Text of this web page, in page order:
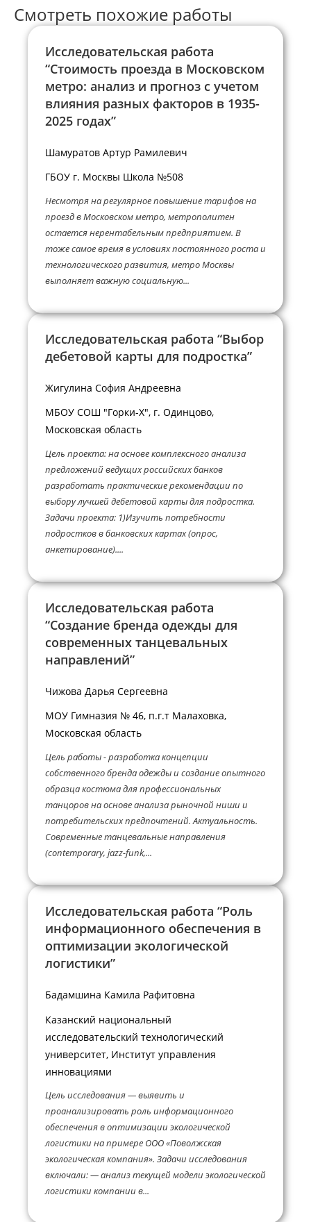
Смотреть похожие работы
Исследовательская работа
“Стоимость проезда в Московском
метро: анализ и прогноз с учетом
влияния разных факторов в 1935-
2025 годах”
Шамуратов Артур Рамилевич
ГБОУ г. Москвы Школа №508
Несмотря на регулярное повышение тарифов на
проезд в Московском метро, метрополитен
остается нерентабельным предприятием. В
тоже самое время в условиях постоянного роста и
технологического развития, метро Москвы
выполняет важную социальную...
Исследовательская работа “Выбор
дебетовой карты для подростка”
Жигулина София Андреевна
МБОУ СОШ "Горки-X", г. Одинцово,
Московская область
Цель проекта: на основе комплексного анализа
предложений ведущих российских банков
разработать практические рекомендации по
выбору лучшей дебетовой карты для подростка.
Задачи проекта: 1)Изучить потребности
подростков в банковских картах (опрос,
анкетирование)....
Исследовательская работа
“Создание бренда одежды для
современных танцевальных
направлений”
Чижова Дарья Сергеевна
МОУ Гимназия № 46, п.г.т Малаховка,
Московская область
Цель работы - разработка концепции
собственного бренда одежды и создание опытного
образца костюма для профессиональных
танцоров на основе анализа рыночной ниши и
потребительских предпочтений. Актуальность.
Современные танцевальные направления
(contemporary, jazz-funk,...
Исследовательская работа “Роль
информационного обеспечения в
оптимизации экологической
логистики”
Бадамшина Камила Рафитовна
Казанский национальный
исследовательский технологический
университет, Институт управления
инновациями
Цель исследования — выявить и
проанализировать роль информационного
обеспечения в оптимизации экологической
логистики на примере ООО «Поволжская
экологическая компания». Задачи исследования
включали: — анализ текущей модели экологической
логистики компании в...